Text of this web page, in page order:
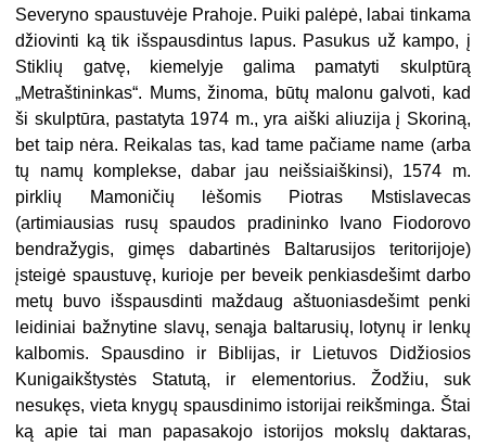
Severyno spaustuvėje Prahoje. Puiki palėpė, labai tinkama
džiovinti ką tik išspausdintus lapus. Pasukus už kampo, į
Stiklių gatvę, kiemelyje galima pamatyti skulptūrą
„Metraštininkas“. Mums, žinoma, būtų malonu galvoti, kad
ši skulptūra, pastatyta 1974 m., yra aiški aliuzija į Skoriną,
bet taip nėra. Reikalas tas, kad tame pačiame name (arba
tų namų komplekse, dabar jau neišsiaiškinsi), 1574 m.
pirklių Mamoničių lėšomis Piotras Mstislavecas
(artimiausias rusų spaudos pradininko Ivano Fiodorovo
bendražygis, gimęs dabartinės Baltarusijos teritorijoje)
įsteigė spaustuvę, kurioje per beveik penkiasdešimt darbo
metų buvo išspausdinti maždaug aštuoniasdešimt penki
leidiniai bažnytine slavų, senąja baltarusių, lotynų ir lenkų
kalbomis. Spausdino ir Biblijas, ir Lietuvos Didžiosios
Kunigaikštystės Statutą, ir elementorius. Žodžiu, suk
nesukęs, vieta knygų spausdinimo istorijai reikšminga. Štai
ką apie tai man papasakojo istorijos mokslų daktaras,